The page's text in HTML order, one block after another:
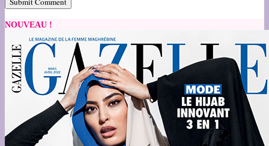
NOUVEAU !